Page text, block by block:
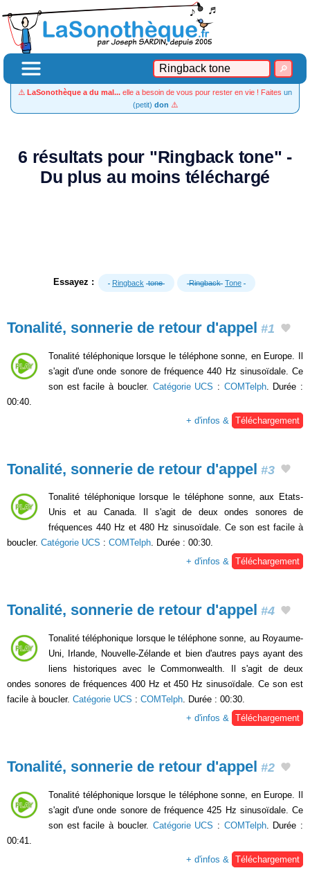
⚠️ LaSonothèque a du mal... elle a besoin de vous pour rester en vie ! Faites un
(petit) don ⚠️
6 résultats pour "Ringback tone" -
Du plus au moins téléchargé
Essayez : Ringback tone Ringback Tone
Tonalité, sonnerie de retour d'appel #1
Tonalité téléphonique lorsque le téléphone sonne, en Europe. Il
s'agit d'une onde sonore de fréquence 440 Hz sinusoïdale. Ce
son est facile à boucler. Catégorie UCS : COMTelph. Durée :
00:40.
+ d'infos &
Téléchargement
Tonalité, sonnerie de retour d'appel #3
Tonalité téléphonique lorsque le téléphone sonne, aux Etats-
Unis et au Canada. Il s'agit de deux ondes sonores de
fréquences 440 Hz et 480 Hz sinusoïdale. Ce son est facile à
boucler. Catégorie UCS : COMTelph. Durée : 00:30.
+ d'infos & Téléchargement
Tonalité, sonnerie de retour d'appel #4
Tonalité téléphonique lorsque le téléphone sonne, au Royaume-
Uni, Irlande, Nouvelle-Zélande et bien d'autres pays ayant des
liens historiques avec le Commonwealth. Il s'agit de deux
ondes sonores de fréquences 400 Hz et 450 Hz sinusoïdale. Ce son est
facile à boucler. Catégorie UCS : COMTelph . Durée : 00:30.
+ d'infos &
Téléchargement
Tonalité, sonnerie de retour d'appel #2
Tonalité téléphonique lorsque le téléphone sonne, en Europe. Il
s'agit d'une onde sonore de fréquence 425 Hz sinusoïdale. Ce
son est facile à boucler. Catégorie UCS : COMTelph. Durée :
00:41.
+ d'infos &
Téléchargement